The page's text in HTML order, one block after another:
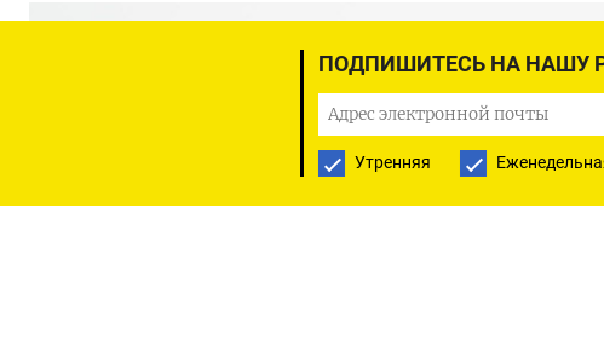
ПОДПИШИТЕСЬ НА НАШУ
Утренняя